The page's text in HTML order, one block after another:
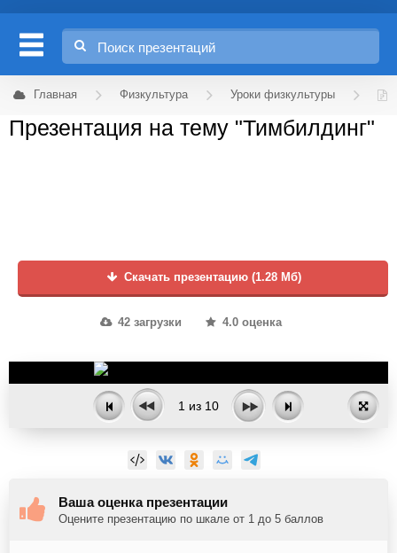
Главная Физкультура Уроки физкультуры
Презентация на тему "Тимбилдинг"
Скачать презентацию (1.28 Мб)
42 загрузки 4.0 оценка
1 из 10
Ваша оценка презентации
Оцените презентацию по шкале от 1 до 5 баллов